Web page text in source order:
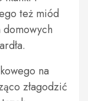
też miód
domowych
na
złagodzić